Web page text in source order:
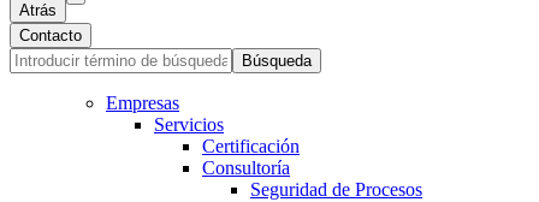
Atrás
Contacto
Búsqueda
Empresas
Servicios
Certificación
Consultoría
Seguridad de Procesos